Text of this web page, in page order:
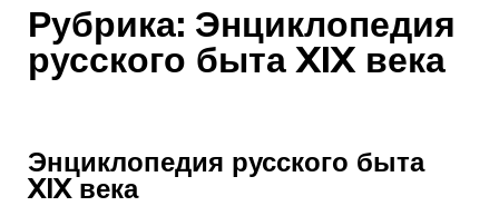
Рубрика: Энциклопедия
русского быта XIX века
Энциклопедия русского быта
XIX века